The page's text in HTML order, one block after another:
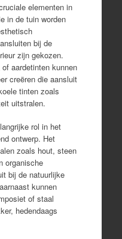
elementen in
in de tuin worden
bij de
zijn gekozen.
aardetinten kunnen
creëren die aansluit
tinten zoals
uitstralen.
rol in het
ontwerp. Het
zoals hout, steen
organische
bij de natuurlijke
kunnen
of staal
hedendaags